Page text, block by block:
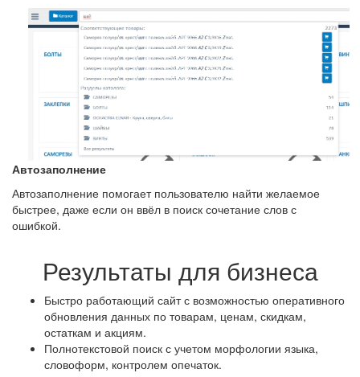
Автозаполнение
Автозаполнение помогает пользователю найти желаемое
быстрее, даже если он ввёл в поиск сочетание слов с
ошибкой.
Результаты для бизнеса
Быстро работающий сайт с возможностью оперативного
обновления данных по товарам, ценам, скидкам,
остаткам и акциям.
Полнотекстовой поиск с учетом морфологии языка,
словоформ, контролем опечаток.